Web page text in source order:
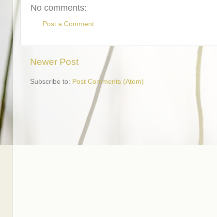
No comments:
Post a Comment
Newer Post
Subscribe to: Post Comments (Atom)